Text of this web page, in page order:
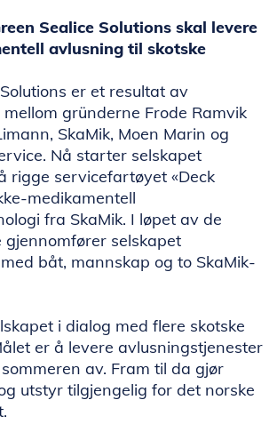
Sealice Solutions skal levere
avlusning til skotske
er et resultat av
gründerne Frode Ramvik
SkaMik, Moen Marin og
Nå starter selskapet
rigge servicefartøyet «Deck
medikamentell
fra SkaMik. I løpet av de
gjennomfører selskapet
båt, mannskap og to SkaMik-
i dialog med flere skotske
er å levere avlusningstjenester
av. Fram til da gjør
utstyr tilgjengelig for det norske